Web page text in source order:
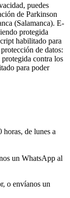
puedes
de Parkinson
(Salamanca). E-
protegida
habilitado para
de datos:
contra los
para poder
horas, de lunes a
un WhatsApp al
o envíanos un